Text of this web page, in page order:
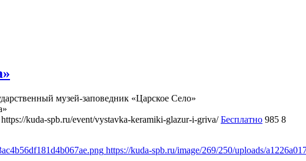
музей-заповедник «Царское Село»
https://kuda-spb.ru/event/vystavka-keramiki-glazur-i-griva/ Бесплатно 985 8
https://kuda-spb.ru/image/269/250/uploads/